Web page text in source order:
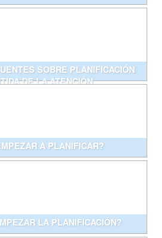
SOBRE PLANIFICACIÓN
DE LA ATENCIÓN
A PLANIFICAR?
LA PLANIFICACIÓN?